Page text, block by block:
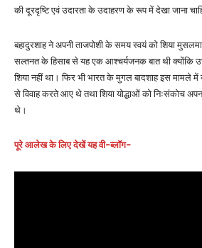
की दूरदृष्टि एवं उदारता के उदाहरण के रूप में देखा जाना
बहादुरशाह ने अपनी ताजपोशी के समय स्वयं को शिया
सल्तनत के हिसाब से यह एक आश्चर्यजनक बात थी
शिया नहीं था। फिर भी भारत के मुगल बादशाह इस मामले में
से विवाह करते आए थे तथा शिया योद्धाओं को निःसंकोच
थे।
पूरे आलेख के लिए देखें यह वी-ब्लॉग-